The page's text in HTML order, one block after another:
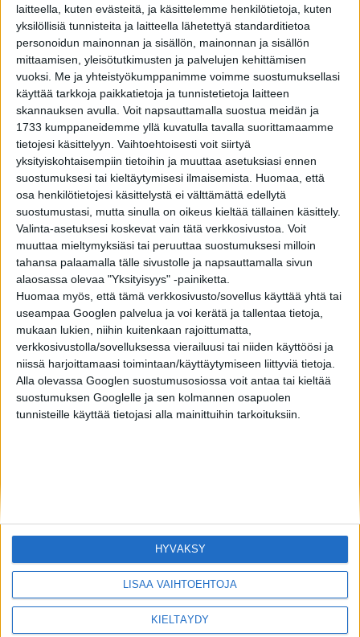
laitteella, kuten evästeitä, ja käsittelemme henkilötietoja, kuten
yksilöllisiä tunnisteita ja laitteella lähetettyä standarditietoa
personoidun mainonnan ja sisällön, mainonnan ja sisällön
mittaamisen, yleisötutkimusten ja palvelujen kehittämisen
vuoksi. Me ja yhteistyökumppanimme voimme suostumuksellasi
käyttää tarkkoja paikkatietoja ja tunnistetietoja laitteen
skannauksen avulla. Voit napsauttamalla suostua meidän ja
1733 kumppaneidemme yllä kuvatulla tavalla suorittamaamme
tietojesi käsittelyyn. Vaihtoehtoisesti voit siirtyä
yksityiskohtaisempiin tietoihin ja muuttaa asetuksiasi ennen
suostumuksesi tai kieltäytymisesi ilmaisemista.
Huomaa, että
osa henkilötietojesi käsittelystä ei välttämättä edellytä
suostumustasi, mutta sinulla on oikeus kieltää tällainen käsittely.
Valinta-asetuksesi koskevat vain tätä verkkosivustoa. Voit
muuttaa mieltymyksiäsi tai peruuttaa suostumuksesi milloin
tahansa palaamalla tälle sivustolle ja napsauttamalla sivun
alaosassa olevaa "Yksityisyys" -painiketta.
Huomaa myös, että tämä verkkosivusto/sovellus käyttää yhtä tai
useampaa Googlen palvelua ja voi kerätä ja tallentaa tietoja,
mukaan lukien, niihin kuitenkaan rajoittumatta,
verkkosivustolla/sovelluksessa vierailuusi tai niiden käyttöösi ja
niissä harjoittamaasi toimintaan/käyttäytymiseen liittyviä tietoja.
Alla olevassa Googlen suostumusosiossa voit antaa tai kieltää
suostumuksen Googlelle ja sen kolmannen osapuolen
tunnisteille käyttää tietojasi alla mainittuihin tarkoituksiin.
LISÄÄ VAIHTOEHTOJA
KIELTÄYDY
HYVÄKSY
YHTEISKUNTA 5 vuotta sitten
Hauskoja faktoja astronautin
elämästä: Näin avaruudessa
oksennetaan, pestään hampaat ja
käydään vessassa
MIKÄ LISTAFRIIKKI? HALUATKO MAINOSTAJAKSI LISTAFRIIKKIIN?